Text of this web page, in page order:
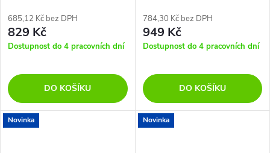
685,12 Kč bez DPH
829 Kč
Dostupnost do 4 pracovních dní
DO KOŠÍKU
784,30 Kč bez DPH
949 Kč
Dostupnost do 4 pracovních dní
DO KOŠÍKU
Novinka Novinka